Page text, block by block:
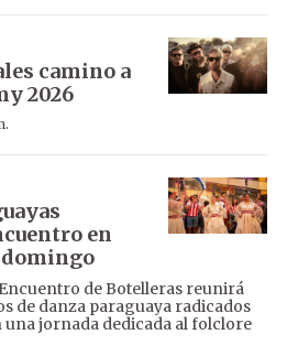
camino a
2026
en
domingo
de Botelleras reunirá
de danza paraguaya radicados
una jornada dedicada al folclore